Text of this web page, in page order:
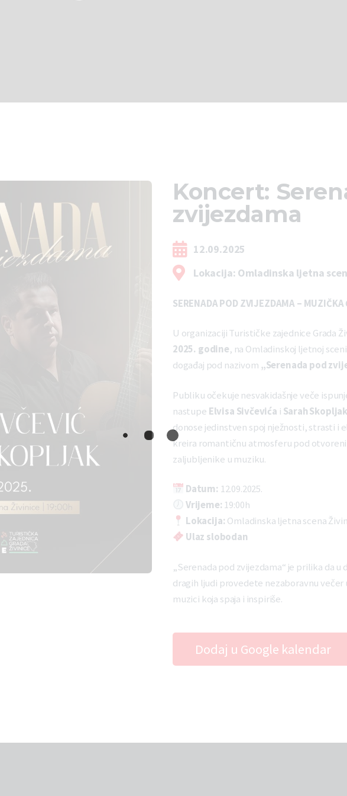
Koncert:
zvijezdama
12.09.2025
Lokacija: Omladinska ljetna
SERENADA POD ZVIJEZDAMA –
U organizaciji Turističke zajednice Grada
2025. godine, na Omladinskoj ljetnoj
događaj pod nazivom „Serenada pod
Publiku očekuje nesvakidašnje veče
nastupe Elvisa Sivčevića i Sarah Skopljak
donose jedinstven spoj nježnosti, strasti i
kreira romantičnu atmosferu pod
zaljubljenike u muziku.
Datum: 12.09.2025.
Vrijeme: 19:00h
Lokacija: Omladinska ljetna scena
Ulaz slobodan
„Serenada pod zvijezdama“ je prilika da
dragih ljudi provedete nezaboravnu večer
muzici koja spaja i inspiriše.
Dodaj u Google kalendar